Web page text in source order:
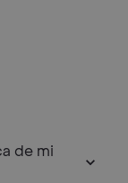
de mi